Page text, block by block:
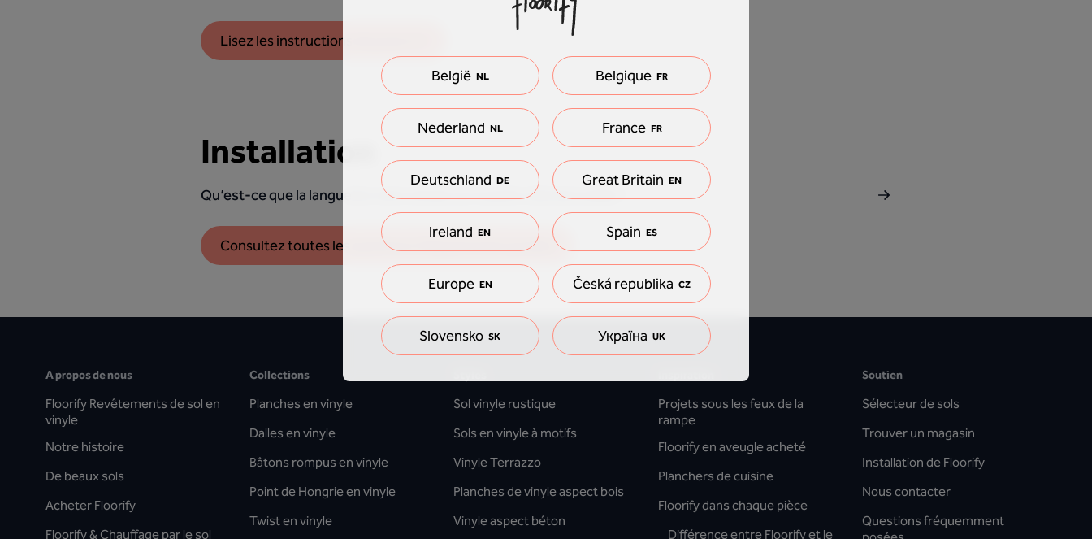
Lisez les instructions de pose ici !
Installation
Qu’est-ce que la languette noire située sur le petit côté de la dalle ?
Consultez toutes les questions fréquemment posées
A propos de nous
Floorify Revêtements de sol en
vinyle
Notre histoire
De beaux sols
Acheter Floorify
Floorify & Chauffage par le sol
Collections
Planches en vinyle
Dalles en vinyle
Bâtons rompus en vinyle
Point de Hongrie en vinyle
Twist en vinyle
Sol vinyle rustique
Sols en vinyle à motifs
Vinyle Terrazzo
Planches de vinyle aspect bois
Vinyle aspect béton
Projets sous les feux de la
rampe
Floorify en aveugle acheté
Planchers de cuisine
Floorify dans chaque pièce
Différence entre Floorify et le
Soutien
Sélecteur de sols
Trouver un magasin
Installation de Floorify
Nous contacter
Questions fréquemment
België NL Belgique FR
Nederland NL France FR
Deutschland DE Great Britain EN
Ireland EN Spain ES
Europe EN Česká republika CZ
Slovensko SK Україна UK